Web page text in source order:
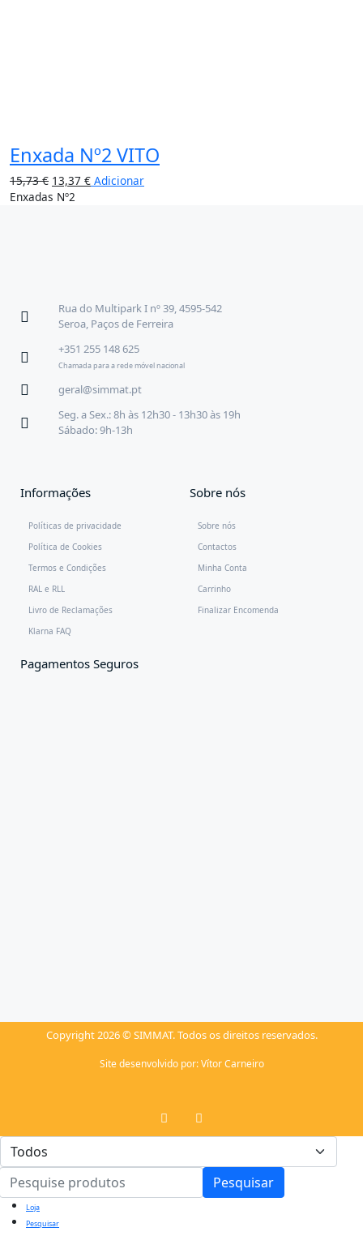
Enxada Nº2 VITO
15,73€ 13,37 € Adicionar
Enxadas Nº2
Rua do Multipark I nº 39, 4595-542
Seroa, Paços de Ferreira
+351 255 148 625
Chamada para a rede móvel nacional
geral@simmat.pt
Seg. a Sex.: 8h às 12h30 - 13h30 às 19h
Sábado: 9h-13h
Informações
Políticas de privacidade
Política de Cookies
Termos e Condições
RAL e RLL
Livro de Reclamações
Klarna FAQ
Sobre nós
Sobre nós
Contactos
Minha Conta
Carrinho
Finalizar Encomenda
Pagamentos Seguros
Copyright 2026 © SIMMAT. Todos os direitos reservados.
Site desenvolvido por: Vítor Carneiro
Pesquisar
Loja
Pesquisar